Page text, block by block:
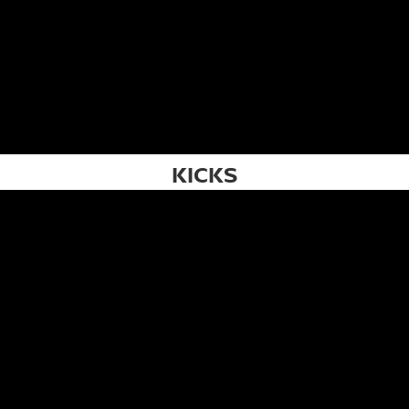
KICKS